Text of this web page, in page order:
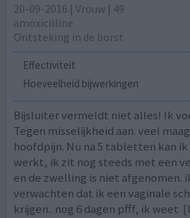
20-09-2016 | Vrouw | 49
amoxicilline
Ontsteking in de borst
Effectiviteit
Hoeveelheid bijwerkingen
Bijsluiter vermeldt niet alles! Ik
Tegen misselijkheid aan. veel
hoofdpijn. Nu na 5 tabletten kan
werkt, ik zit nog steeds met een
en de zwelling is niet afgenomen.
verwachten dat ik een vaginale
krijgen.. nog 6 dagen pfff, ik weet